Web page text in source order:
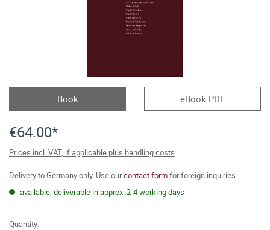
Book eBook PDF
€64.00*
Prices incl. VAT, if applicable plus handling costs
Delivery to Germany only. Use ourcontact formfor foreign inquiries.
available, deliverable in approx. 2-4 working days
Quantity: